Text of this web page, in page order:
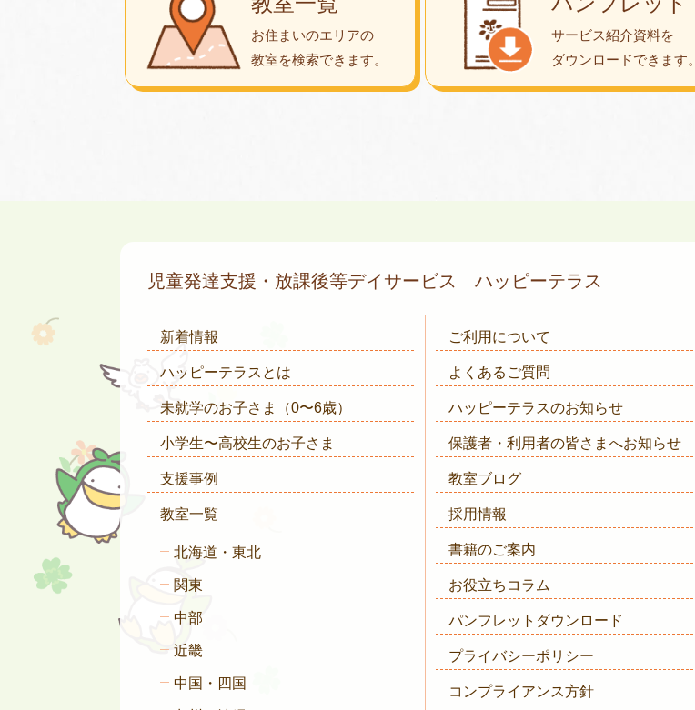
お住まいのエリアの
教室を検索できます。
サービス紹介資料を
ダウンロードできます。
児童発達支援・放課後等デイサービス ハッピーテラス
新着情報
ハッピーテラスとは
未就学のお子さま （0〜6歳）
小学生〜高校生のお子さま
支援事例
教室一覧
北海道・東北
関東
中部
近畿
中国・四国
ご利用について
よくあるご質問
ハッピーテラスのお知らせ
保護者・利用者の皆さまへお知らせ
教室ブログ
採用情報
書籍のご案内
お役立ちコラム
パンフレットダウンロード
プライバシーポリシー
コンプライアンス方針